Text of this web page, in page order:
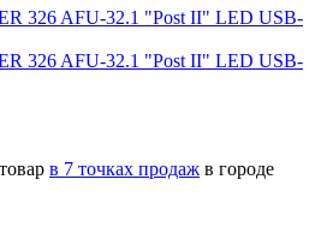
в 7 точках продаж в городе